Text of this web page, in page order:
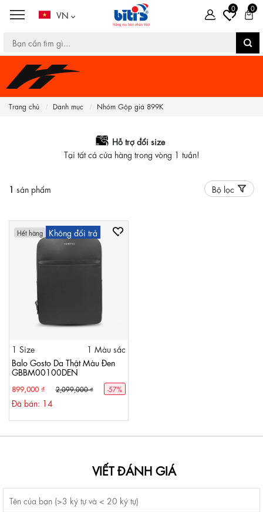
VN
0 0
Trang chủ Danh mục Nhóm Gộp giá 899K
Hỗ trợ đổi size
Tại tất cả cửa hàng trong vòng 1 tuần!
1 sản phẩm Bộ lọc
Hết hàng Không đổi trả
1 Size
1 Màu sắc
Balo Gosto Da Thật Màu Đen
GBBM00100DEN
899,000 ₫ 2,099,000 ₫ -57%
Đã bán: 14
VIẾT ĐÁNH GIÁ